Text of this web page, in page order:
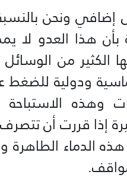
إضافي ونحن
هذا العدو لا
الكثير من
ودولية للضغط
الاستباحة
إذا قررت أن
الدماء الطاهرة